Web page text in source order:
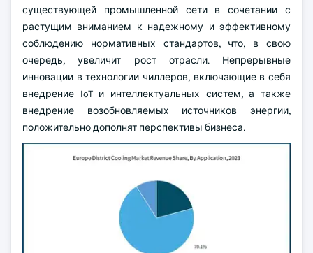
существующей промышленной сети в сочетании с
растущим вниманием к надежному и эффективному
соблюдению нормативных стандартов, что, в свою
очередь, увеличит рост отрасли. Непрерывные
инновации в технологии чиллеров, включающие в себя
внедрение IoT и интеллектуальных систем, а также
внедрение возобновляемых источников энергии,
положительно дополнят перспективы бизнеса.